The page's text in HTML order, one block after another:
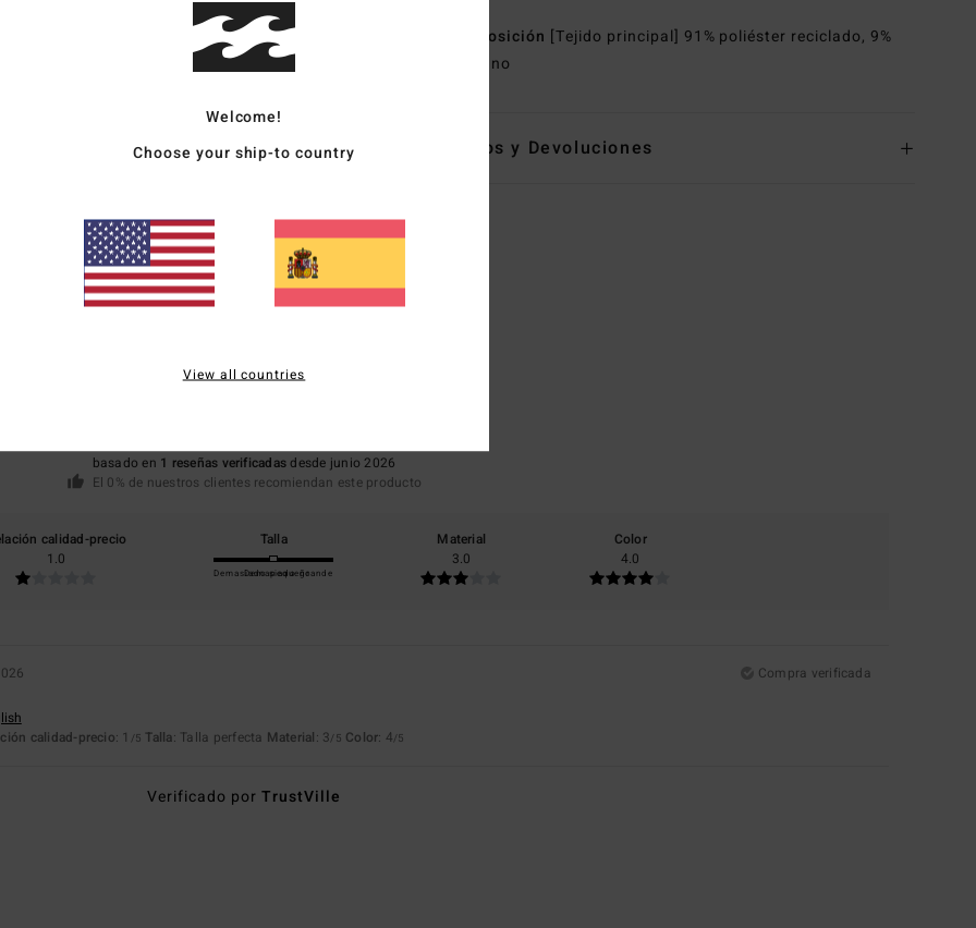
Composición [Tejido principal] 91% poliéster reciclado, 9%
elastano
Envíos y Devoluciones
2.0
basado en 1 reseñas verificadasdesde junio 2026
El 0% de nuestros clientes recomiendan este producto
calidad-precio
1.0
Talla
Demasiado pequeño
Demasiado grande
Material
3.0
Color
4.0
Compra verificada
calidad-precio: 1 /5 Talla: Talla perfecta Material: 3/5 Color: 4/5
Verificado por TrustVille
Welcome!
Choose your ship-to country
View all countries